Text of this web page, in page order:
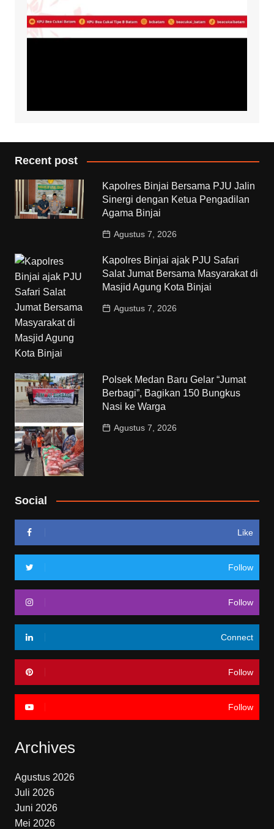
Recent post
Kapolres Binjai Bersama PJU Jalin
Sinergi dengan Ketua Pengadilan
Agama Binjai
Agustus 7, 2026
Kapolres Binjai ajak PJU Safari
Salat Jumat Bersama Masyarakat di
Masjid Agung Kota Binjai
Agustus 7, 2026
Polsek Medan Baru Gelar “Jumat
Berbagi”, Bagikan 150 Bungkus
Nasi ke Warga
Agustus 7, 2026
Social
Like
Follow
Follow
Connect
Follow
Follow
Archives
Agustus 2026
Juli 2026
Juni 2026
Mei 2026